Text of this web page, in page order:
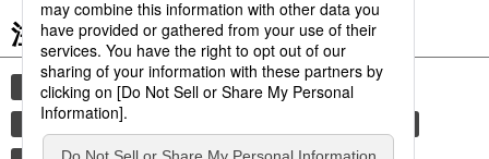
注目のキーワード
共同通信ニュース 国民栄誉賞
イチロー
サッカー